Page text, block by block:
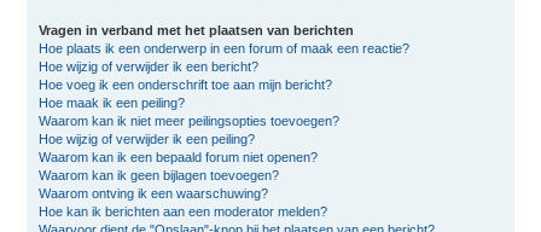
Vragen in verband met het plaatsen van berichten
Hoe plaats ik een onderwerp in een forum of maak een reactie?
Hoe wijzig of verwijder ik een bericht?
Hoe voeg ik een onderschrift toe aan mijn bericht?
Hoe maak ik een peiling?
Waarom kan ik niet meer peilingsopties toevoegen?
Hoe wijzig of verwijder ik een peiling?
Waarom kan ik een bepaald forum niet openen?
Waarom kan ik geen bijlagen toevoegen?
Waarom ontving ik een waarschuwing?
Hoe kan ik berichten aan een moderator melden?